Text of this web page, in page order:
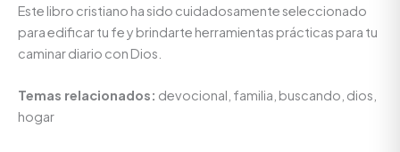
Este libro cristiano ha sido cuidadosamente seleccionado
para edificar tu fe y brindarte herramientas prácticas para tu
caminar diario con Dios.
Temas relacionados: devocional, familia, buscando, dios,
hogar